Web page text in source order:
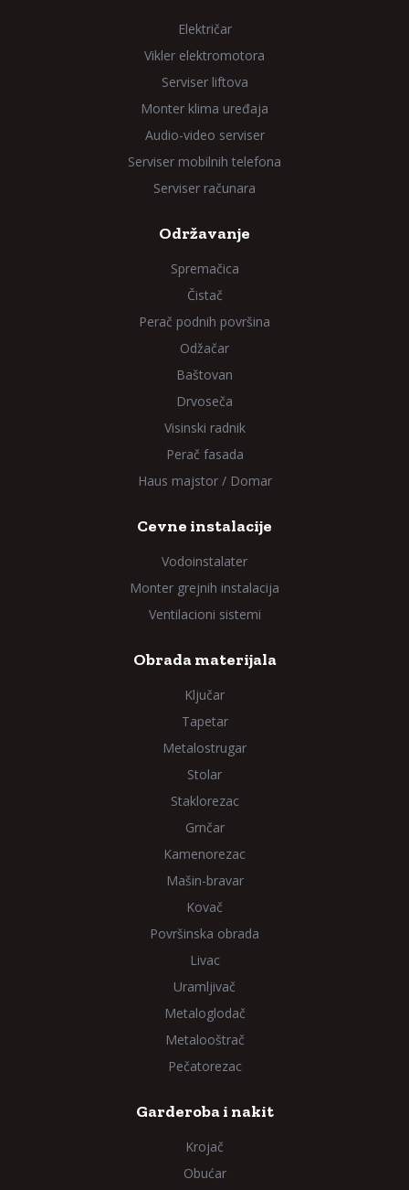
Električar
Vikler elektromotora
Serviser liftova
Monter klima uređaja
Audio-video serviser
Serviser mobilnih telefona
Serviser računara
Održavanje
Spremačica
Čistač
Perač podnih površina
Odžačar
Baštovan
Drvoseča
Visinski radnik
Perač fasada
Haus majstor / Domar
Cevne instalacije
Vodoinstalater
Monter grejnih instalacija
Ventilacioni sistemi
Obrada materijala
Ključar
Tapetar
Metalostrugar
Stolar
Staklorezac
Grnčar
Kamenorezac
Mašin-bravar
Kovač
Površinska obrada
Livac
Uramljivač
Metaloglodač
Metalooštrač
Pečatorezac
Garderoba i nakit
Krojač
Obućar